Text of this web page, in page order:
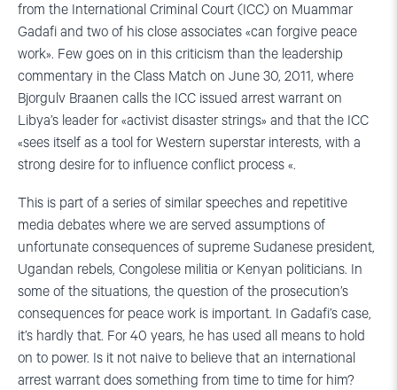
from the International Criminal Court (ICC) on Muammar
Gadafi and two of his close associates «can forgive peace
work». Few goes on in this criticism than the leadership
commentary in the Class Match on June 30, 2011, where
Bjorgulv Braanen calls the ICC issued arrest warrant on
Libya’s leader for «activist disaster strings» and that the ICC
«sees itself as a tool for Western superstar interests, with a
strong desire for to influence conflict process «.
This is part of a series of similar speeches and repetitive
media debates where we are served assumptions of
unfortunate consequences of supreme Sudanese president,
Ugandan rebels, Congolese militia or Kenyan politicians. In
some of the situations, the question of the prosecution’s
consequences for peace work is important. In Gadafi’s case,
it’s hardly that. For 40 years, he has used all means to hold
on to power. Is it not naive to believe that an international
arrest warrant does something from time to time for him?